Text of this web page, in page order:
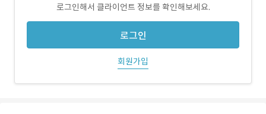
로그인해서 클라이언트 정보를 확인해보세요.
로그인
회원가입